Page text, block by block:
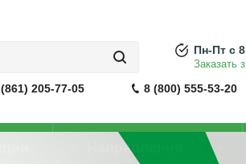
205-77-05 8 (800) 555-53-20
Пн-Пт с
Заказать
Направления